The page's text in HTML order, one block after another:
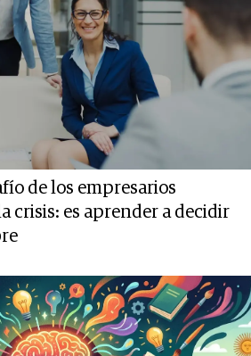
de los empresarios
crisis: es aprender a decidir